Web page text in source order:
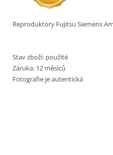
Reproduktory Fujitsu Siemens
Stav zboží: použité
Záruka: 12 měsíců
Fotografie je autentická